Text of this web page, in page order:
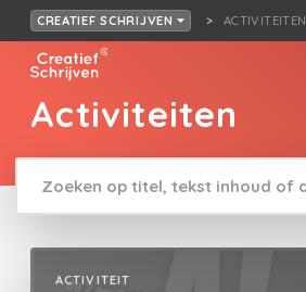
CREATIEF SCHRIJVEN ACTIVITEITEN
Activiteiten
ACTIVITEIT